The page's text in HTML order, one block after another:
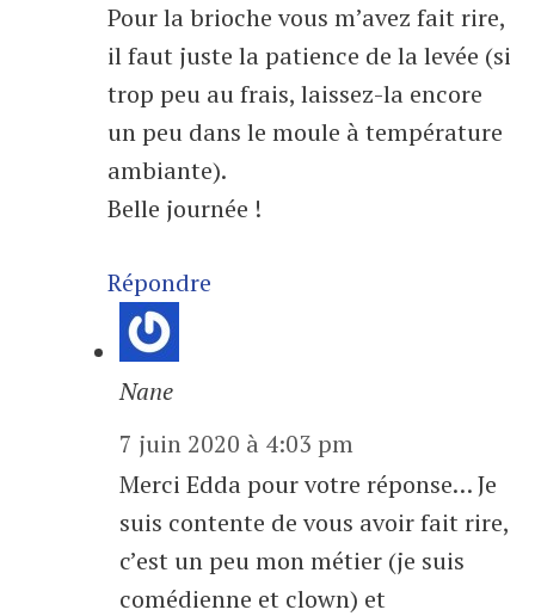
Pour la brioche vous m’avez fait rire,
il faut juste la patience de la levée (si
trop peu au frais, laissez-la encore
un peu dans le moule à température
ambiante).
Belle journée !
Répondre
Nane
7 juin 2020 à 4:03 pm
Merci Edda pour votre réponse… Je
suis contente de vous avoir fait rire,
c’est un peu mon métier (je suis
comédienne et clown) et